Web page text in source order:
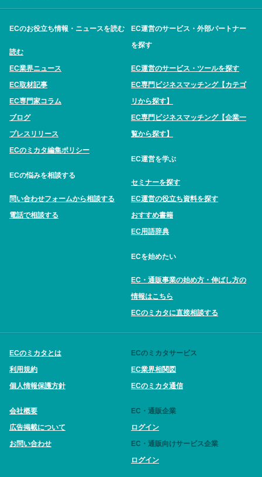
ECのお役立ち情報・ニュースを読む
読む
EC業界ニュース
EC取材記事
EC専門家コラム
ブログ
プレスリリース
ECのミカタ編集ポリシー
ECの悩みを相談する
問い合わせフォームから相談する
電話で相談する
EC運営のサービス・外部パートナー
を探す
EC運営のサービス・ツールを探す
EC専門ビジネスマッチング【カテゴ
リから探す】
EC専門ビジネスマッチング【企業一
覧から探す】
EC運営を学ぶ
セミナーを探す
EC運営の役立ち資料を探す
おすすめ書籍
EC用語辞典
ECを始めたい
EC・通販事業の始め方・伸ばし方の
情報はこちら
ECのミカタに直接相談する
ECのミカタとは
利用規約
個人情報保護方針
会社概要
広告掲載について
お問い合わせ
ECのミカタサービス
EC業界相関図
ECのミカタ通信
EC・通販企業
ログイン
EC・通販向けサービス企業
ログイン